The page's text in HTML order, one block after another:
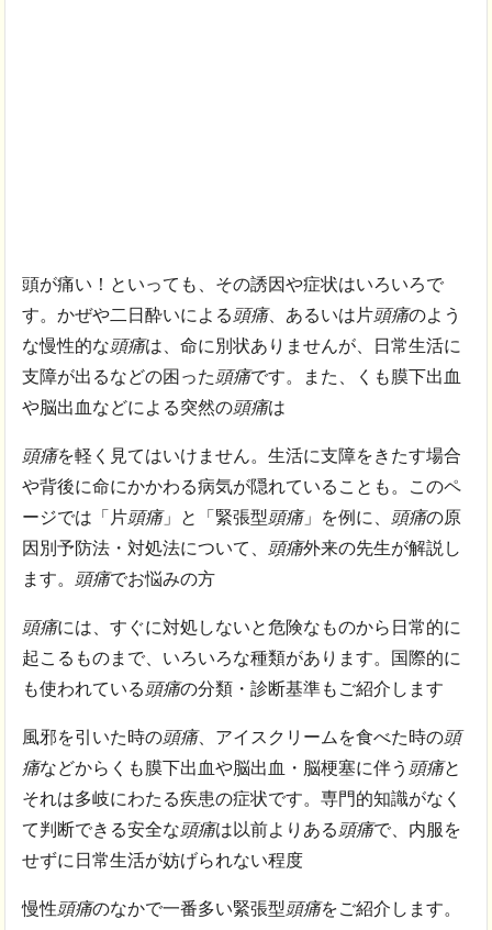
頭が痛い！といっても、その誘因や症状はいろいろで
す。かぜや二日酔いによる頭痛、 あるいは片頭痛のよう
な慢性的な頭痛は、命に別状ありませんが、日常生活に
支障が出るなどの困った頭痛です。また、くも膜下出血
や脳出血などによる突然の頭痛は
頭痛を軽く見てはいけません。生活に支障をきたす場合
や背後に命にかかわる病気が隠れていることも。このペ
ージでは「片頭痛」と「緊張型頭痛」を例に、 頭痛の原
因別予防法・対処法について、 頭痛外来の先生が解説し
ます。 頭痛でお悩みの方
頭痛には、すぐに対処しないと危険なものから日常的に
起こるものまで、いろいろな種類があります。国際的に
も使われている頭痛の分類・診断基準もご紹介します
風邪を引いた時の頭痛、アイスクリームを食べた時の頭
痛などからくも膜下出血や脳出血・脳梗塞に伴う 頭痛と
それは多岐にわたる疾患の症状です。専門的知識がなく
て判断できる安全な頭痛は以前よりある頭痛で、内服を
せずに日常生活が妨げられない程度
慢性頭痛のなかで一番多い緊張型頭痛をご紹介します。